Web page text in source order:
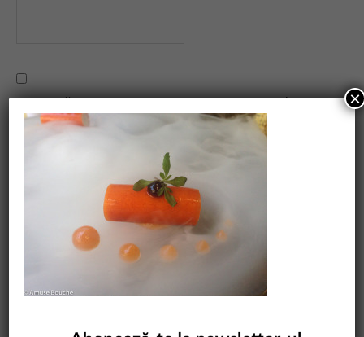
Salvează-mi numele, emailul și site-ul web în acest
navigator pentru data viitoare când o să comentez.
×